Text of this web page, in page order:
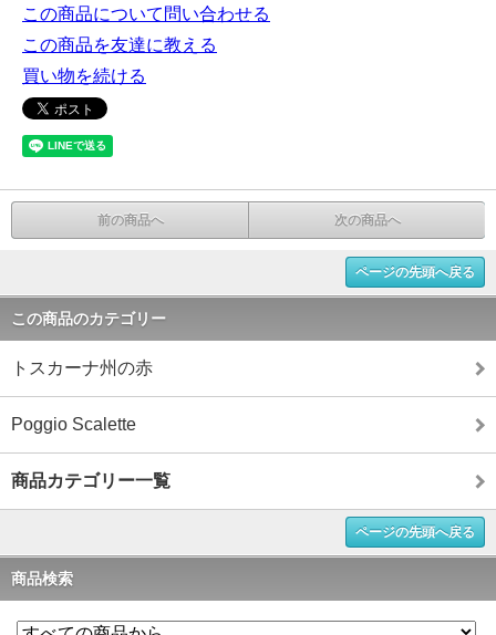
この商品について問い合わせる
この商品を友達に教える
買い物を続ける
前の商品へ 次の商品へ
ページの先頭へ戻る
この商品のカテゴリー
トスカーナ州の赤
Poggio Scalette
商品カテゴリー一覧
ページの先頭へ戻る
商品検索